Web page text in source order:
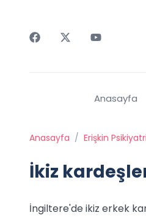
Anasayfa
Anasayfa / Erişkin
İkiz
İngiltere'de ikiz erkek